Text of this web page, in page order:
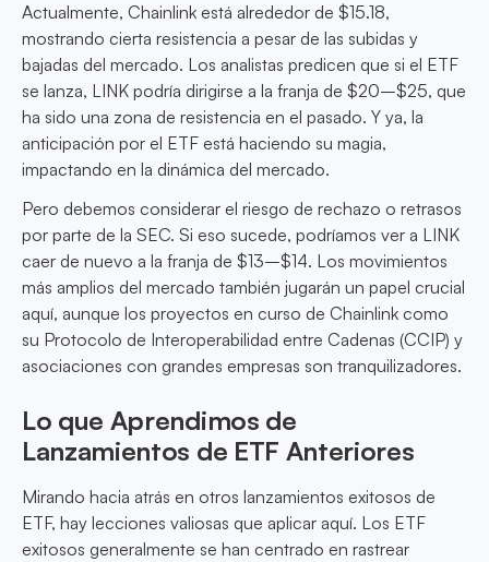
Actualmente, Chainlink está alrededor de $15.18,
mostrando cierta resistencia a pesar de las subidas y
bajadas del mercado. Los analistas predicen que si el ETF
se lanza, LINK podría dirigirse a la franja de $20–$25, que
ha sido una zona de resistencia en el pasado. Y ya, la
anticipación por el ETF está haciendo su magia,
impactando en la dinámica del mercado.
Pero debemos considerar el riesgo de rechazo o retrasos
por parte de la SEC. Si eso sucede, podríamos ver a LINK
caer de nuevo a la franja de $13–$14. Los movimientos
más amplios del mercado también jugarán un papel crucial
aquí, aunque los proyectos en curso de Chainlink como
su Protocolo de Interoperabilidad entre Cadenas (CCIP) y
asociaciones con grandes empresas son tranquilizadores.
Lo que Aprendimos de
Lanzamientos de ETF Anteriores
Mirando hacia atrás en otros lanzamientos exitosos de
ETF, hay lecciones valiosas que aplicar aquí. Los ETF
exitosos generalmente se han centrado en rastrear